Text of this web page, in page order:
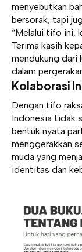
menyebutkan
bersorak, tapi
“Melalui tifo ini,
Terima kasih
mendukung dari
dalam
Kolaborasi
Dengan tifo
Indonesia tidak
bentuk nyata
menggerakkan
muda yang
identitas dan